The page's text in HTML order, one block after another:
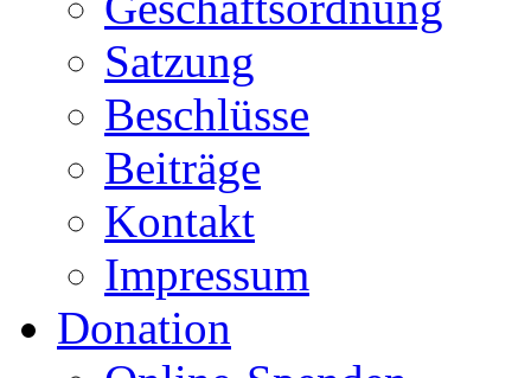
Satzung
Beschlüsse
Beiträge
Kontakt
Impressum
Donation